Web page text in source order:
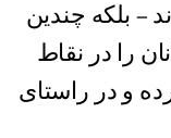
– بلکه چندین
را در نقاط
و در راستای